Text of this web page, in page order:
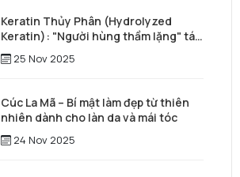
Keratin Thủy Phân (Hydrolyzed
Keratin): "Người hùng thầm lặng" tái
tạo mái tóc từ sâu bên trong
25 Nov 2025
Cúc La Mã – Bí mật làm đẹp từ thiên
nhiên dành cho làn da và mái tóc
24 Nov 2025